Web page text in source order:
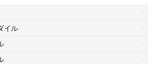
イル